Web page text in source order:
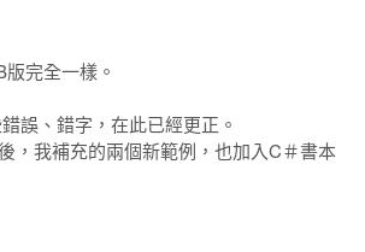
完全一樣。
誤、錯字，在此已經更正。
，我補充的兩個新範例，也加入C＃書本